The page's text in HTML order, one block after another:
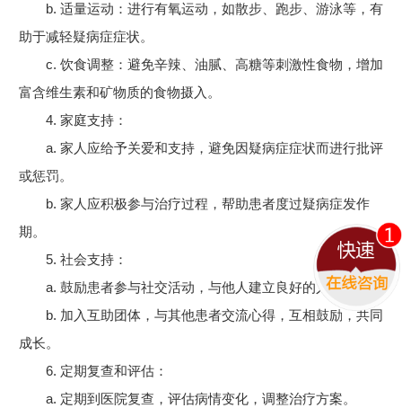
b. 适量运动：进行有氧运动，如散步、跑步、游泳等，有
助于减轻疑病症症状。
c. 饮食调整：避免辛辣、油腻、高糖等刺激性食物，增加
富含维生素和矿物质的食物摄入。
4. 家庭支持：
a. 家人应给予关爱和支持，避免因疑病症症状而进行批评
或惩罚。
b. 家人应积极参与治疗过程，帮助患者度过疑病症发作
期。
5. 社会支持：
a. 鼓励患者参与社交活动，与他人建立良好的人际关系。
b. 加入互助团体，与其他患者交流心得，互相鼓励，共同
成长。
6. 定期复查和评估：
a. 定期到医院复查，评估病情变化，调整治疗方案。